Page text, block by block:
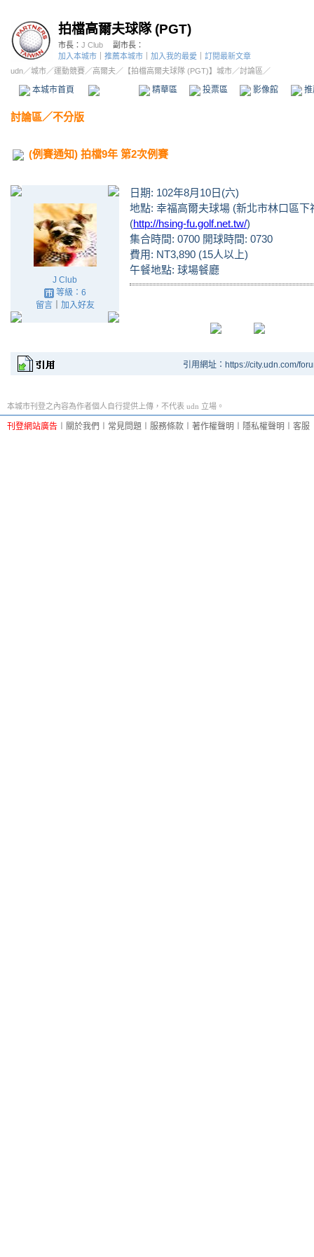
拍檔高爾夫球隊 (PGT)
市長： J Club
副市長：
加入本城市
推薦本城市 加入我的最愛
訂閱最新文章
udn／城市／運動競賽／高爾夫／ 【拍檔高爾夫球隊 (PGT)】城市／討論區／
本城市首頁 精華區 投票區 影像館
討論區／不分版
(例賽通知) 拍檔9年 第2次例賽
J Club
等級：6
留言｜ 加入好友
日期: 102年8月10日(六)
地點: 幸福高爾夫球場 (新北市林口區下
(http://hsing-fu.golf.net.tw/)
集合時間: 0700 開球時間: 0730
費用: NT3,890 (15人以上)
午餐地點: 球場餐廳
引用網址：https://city.udn.com/
本城市刊登之內容為作者個人自行提供上傳，不代表 udn 立場。
刊登網站廣告 關於我們 常見問題 服務條款 著作權聲明 隱私權聲明 客服